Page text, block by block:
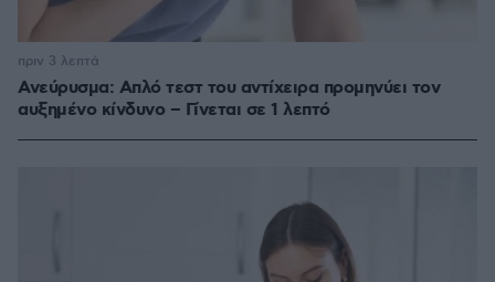
Ανεύρυσμα: Απλό τεστ του αντίχειρα προμηνύει τον
αυξημένο κίνδυνο – Γίνεται σε 1 λεπτό
πριν 3 λεπτά